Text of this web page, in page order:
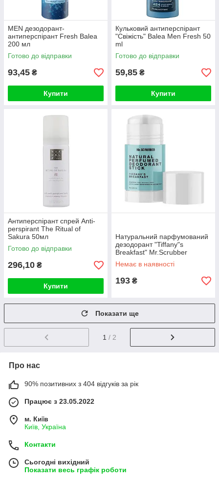
MEN дезодорант-
антиперспірант Fresh Balea
200 мл
Готово до відправки
93,45 ₴
Купити
Кульковий антиперспірант
"Свіжість" Balea Men Fresh 50
ml
Готово до відправки
59,85 ₴
Купити
Антиперспірант спрей Anti-
perspirant The Ritual of
Sakura 50мл
Готово до відправки
296,10 ₴
Купити
Натуральний парфумований
дезодорант "Tiffany"s
Breakfast" Mr.Scrubber
Natural Perfumed Deodorant
Stick 50g
Немає в наявності
193 ₴
Показати ще
1 / 2
Про нас
90% позитивних з 404 відгуків за рік
Працює з 23.05.2022
м. Київ
Київ, Україна
Контакти
Сьогодні вихідний
Показати весь графік роботи